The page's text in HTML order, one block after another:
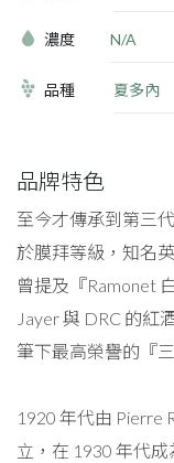
濃度 N/A
品種 夏多內
品牌特色
至今才傳承到第三
於膜拜等級，知名
曾提及『Ramonet
Jayer 與 DRC 的紅
筆下最高榮譽的『
1920 年代由 Pierre
立，在 1930 年代